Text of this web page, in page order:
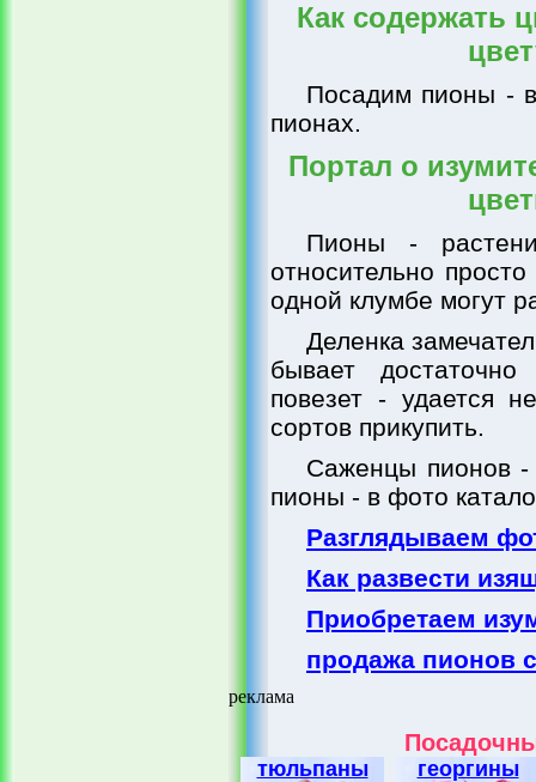
Как содержать
Посадим пионы -
пионах.
Портал о
Пионы -
относительно
одной клумбе могут
Деленка
бывает
повезет - удается
сортов прикупить.
Саженцы пионов -
пионы - в фото
Разглядываем
Как развести
Приобретаем
продажа пионов
реклама
тюльпаны георгины